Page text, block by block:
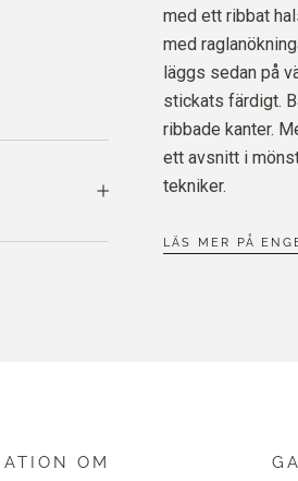
SOFT
HAZEL
med ett ribbat
med
läggs sedan på
stickats färdigt.
ribbade kanter.
ett avsnitt i
tekniker.
LÄS MER PÅ
OM